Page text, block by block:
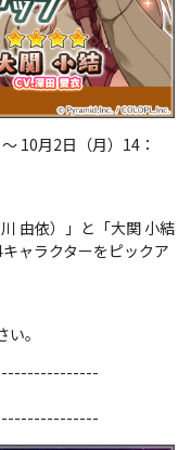
10月2日（月）14：
由依）」と「大関 小結
ャラクターをピックア
。